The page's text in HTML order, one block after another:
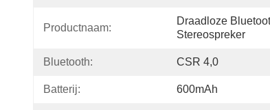
Productnaam:
Draadloze
Stereospreker
Bluetooth: CSR 4,0
Batterij: 600mAh